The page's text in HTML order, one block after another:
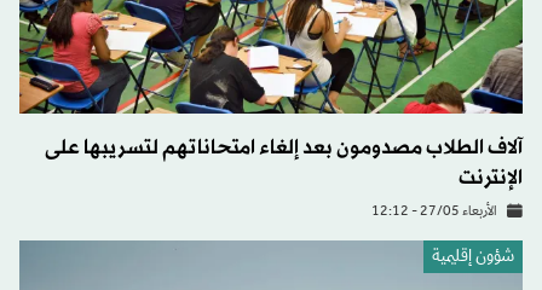
آلاف الطلاب مصدومون بعد إلغاء امتحاناتهم لتسريبها على
الإنترنت
الأربعاء 27/05 - 12:12
شؤون إقليمية